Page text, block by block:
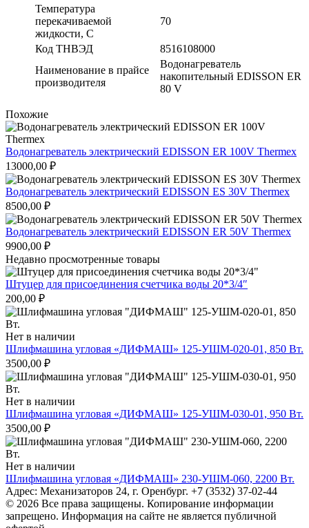
Температура
перекачиваемой
жидкости, C
70
Код ТНВЭД
8516108000
Наименование в прайсе
производителя
Водонагреватель
накопительный EDISSON ER
80 V
Похожие
Водонагреватель электрический EDISSON ER 100V Thermex
13000,00 ₽
Водонагреватель электрический EDISSON ES 30V Thermex
8500,00 ₽
Водонагреватель электрический EDISSON ER 50V Thermex
9900,00 ₽
Недавно просмотренные товары
Штуцер для присоединения счетчика воды 20*3/4″
200,00 ₽
Нет в наличии
Шлифмашина угловая «ДИФМАШ» 125-УШМ-020-01, 850 Вт.
3500,00 ₽
Нет в наличии
Шлифмашина угловая «ДИФМАШ» 125-УШМ-030-01, 950 Вт.
3500,00 ₽
Нет в наличии
Шлифмашина угловая «ДИФМАШ» 230-УШМ-060, 2200 Вт.
Адрес: Механизаторов 24, г. Оренбург. +7 (3532) 37-02-44
© 2026 Все права защищены. Копирование информации
запрещено. Информация на сайте не является публичной